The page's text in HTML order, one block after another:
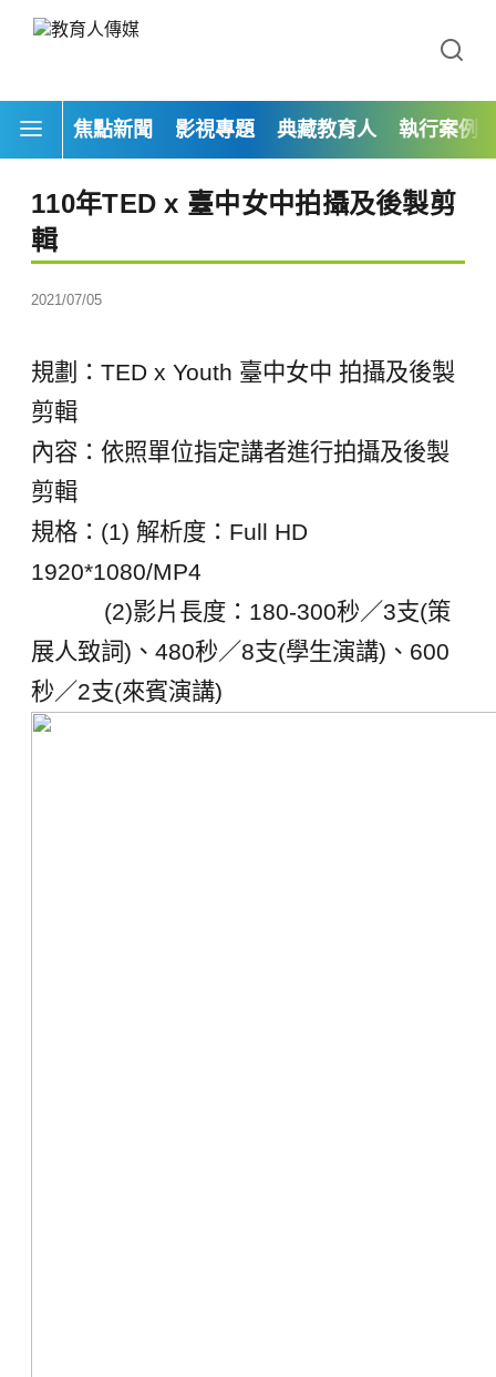
焦點新聞 影視專題 典藏教育人 執行案例
110年TED x 臺中女中拍攝及後製剪
輯
2021/07/05
規劃：TED x Youth 臺中女中 拍攝及後製
剪輯
內容：依照單位指定講者進行拍攝及後製
剪輯
規格：(1) 解析度：Full HD
1920*1080/MP4
(2)影片長度：180-300秒／3支(策
展人致詞)、480秒／8支(學生演講)、600
秒／2支(來賓演講)